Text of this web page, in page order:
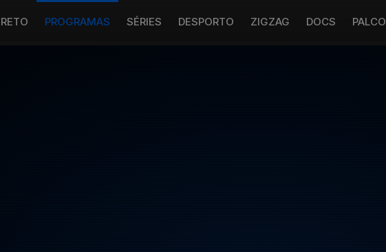
PROGRAMAS SÉRIES DESPORTO ZIGZAG DOCS PALCO